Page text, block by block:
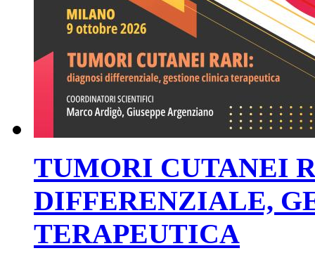
TUMORI CUTANEI
DIFFERENZIALE,
TERAPEUTICA